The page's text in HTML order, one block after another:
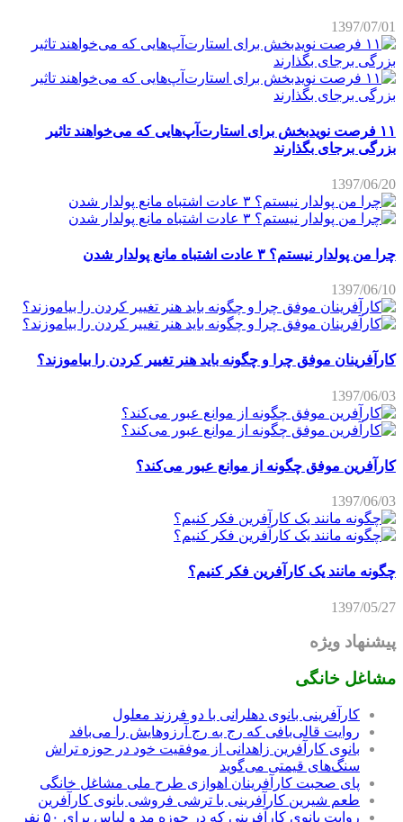
1397/07/01
۱۱ فرصت نویدبخش برای استارت‌آپ‌هایی که می‌خواهند تاثیر
بزرگی برجای بگذارند
1397/06/20
چرا من پولدار نیستم؟ ۳ عادت اشتباه مانع پولدار شدن
1397/06/10
کارآفرینان موفق چرا و چگونه باید هنر تغییر کردن را بیاموزند؟
1397/06/03
کارآفرین موفق چگونه از موانع عبور می‌کند؟
1397/06/03
چگونه مانند یک کارآفرین فکر کنیم؟
1397/05/27
پیشنهاد ویژه
مشاغل خانگی
کارآفرینی بانوی دهلرانی با دو فرزند معلول
روایت قالی‌بافی که رج به رج آرزوهایش را می‌بافد
بانوی کارآفرین زاهدانی از موفقیت خود در حوزه تراش
سنگ‌های قیمتی می‌گوید
پای صحبت کارآفرینان اهوازی طرح ملی مشاغل خانگی
طعم شیرین کارآفرینی با ترشی فروشی بانوی کارآفرین
روایت بانوی کارآفرینی که در حوزه مد و لباس برای ۵۰ نفر